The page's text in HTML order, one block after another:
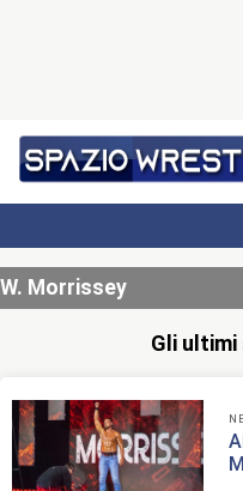
W. Morrissey
Gli